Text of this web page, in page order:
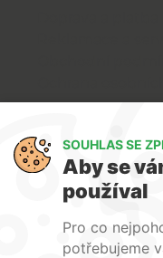
O nás
Služby
Kontakty
SOUHLAS SE
Aby se
používal
Pro co
potřebujeme